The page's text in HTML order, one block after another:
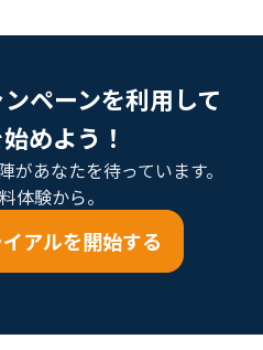
ペーンを利用して
めよう！
あなたを待っています。
体験から。
アルを開始する